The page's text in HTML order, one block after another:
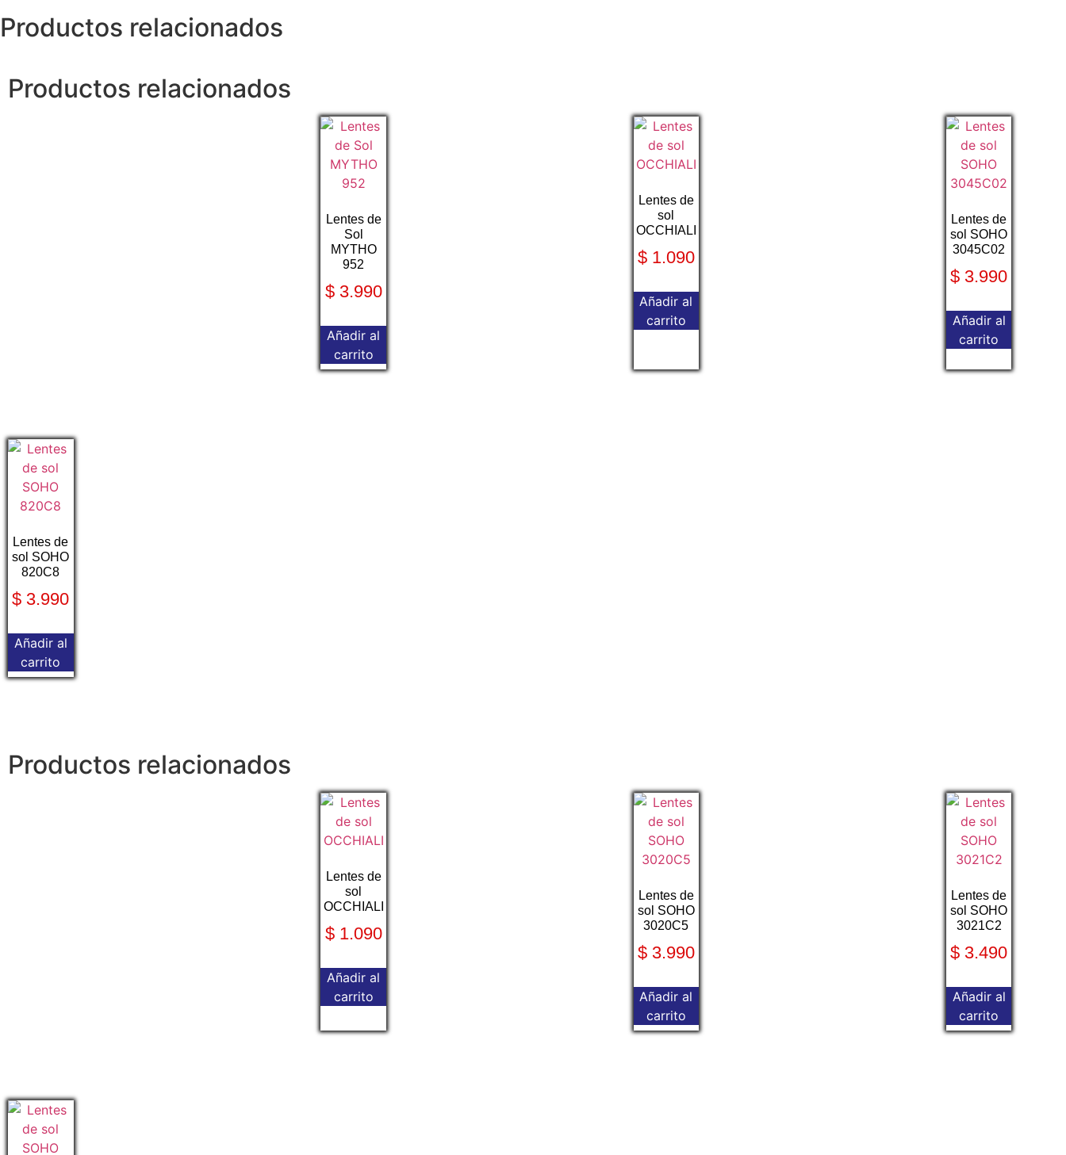
Productos relacionados
Productos relacionados
Lentes de
Sol
MYTHO
952
$3.990
Añadir al
carrito
Lentes de
sol
OCCHIALI
$1.090
Añadir al
carrito
Lentes de
sol SOHO
3045C02
$ 3.990
Añadir al
carrito
Lentes de
sol SOHO
820C8
$ 3.990
Añadir al
carrito
Productos relacionados
Lentes de
sol
OCCHIALI
$1.090
Añadir al
carrito
Lentes de
sol SOHO
3020C5
$3.990
Añadir al
carrito
Lentes de
sol SOHO
3021C2
$ 3.490
Añadir al
carrito